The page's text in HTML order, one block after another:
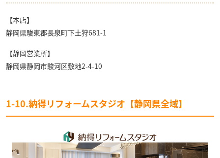
【本店】
静岡県駿東郡長泉町下土狩681-1
【静岡営業所】
静岡県静岡市駿河区敷地2-4-10
1-10.納得リフォームスタジオ【静岡県全域】